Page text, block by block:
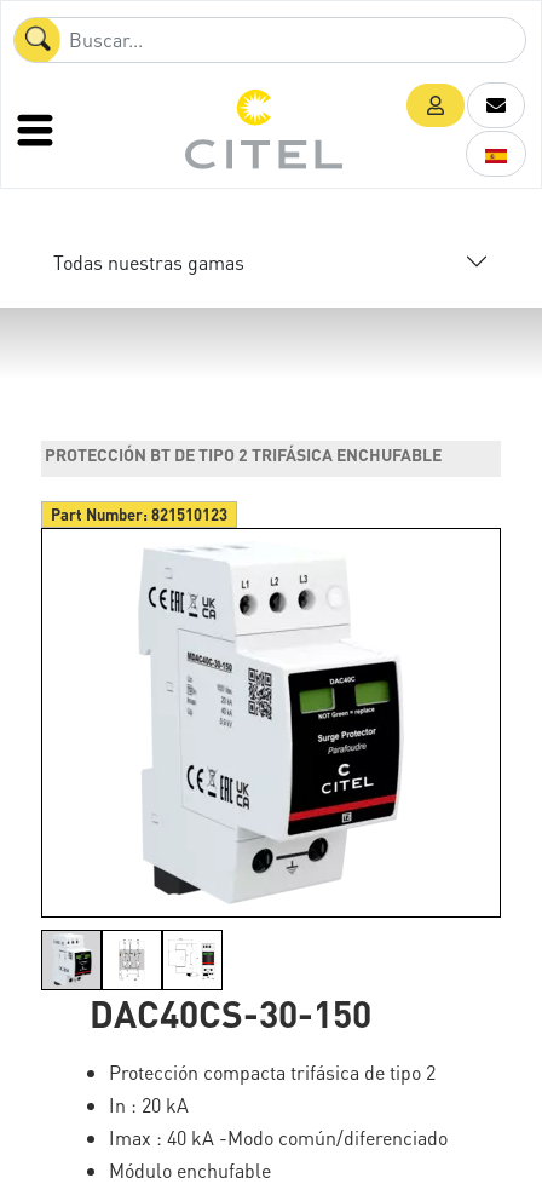
Todas nuestras gamas
PROTECCIÓN BT DE TIPO 2 TRIFÁSICA ENCHUFABLE
Part Number:821510123
DAC40CS-30-150
Protección compacta trifásica de tipo 2
In : 20 kA
Imax : 40 kA -Modo común/diferenciado
Módulo enchufable